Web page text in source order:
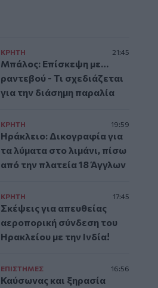
ΚΡΗΤΗ 21:45
Μπάλος: Επίσκεψη με…
ραντεβού - Τι σχεδιάζεται
για την διάσημη παραλία
ΚΡΗΤΗ 19:59
Ηράκλειο: Δικογραφία για
τα λύματα στο λιμάνι, πίσω
από την πλατεία 18 Άγγλων
ΚΡΗΤΗ 17:45
Σκέψεις για απευθείας
αεροπορική σύνδεση του
Ηρακλείου με την Ινδία!
ΕΠΙΣΤΗΜΕΣ 16:56
Καύσωνας και ξηρασία